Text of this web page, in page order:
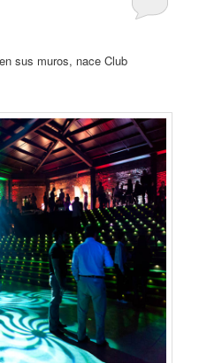
sus muros, nace Club